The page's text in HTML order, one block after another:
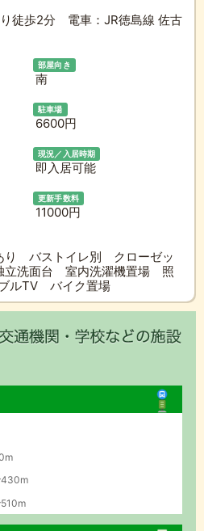
徒歩2分 電車：JR徳島線 佐古
部屋向き
南
駐車場
6600円
現況／入居時期
即入居可能
更新手数料
11000円
り バストイレ別 クローゼッ
洗面台 室内洗濯機置場 照
ルTV バイク置場
430m